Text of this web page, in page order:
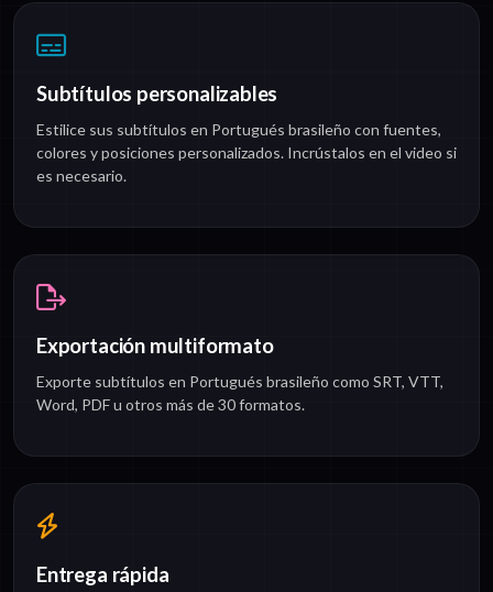
Subtítulos personalizables
Estilice sus subtítulos en Portugués brasileño con fuentes,
colores y posiciones personalizados. Incrústalos en el video si
es necesario.
Exportación multiformato
Exporte subtítulos en Portugués brasileño como SRT, VTT,
Word, PDF u otros más de 30 formatos.
Entrega rápida